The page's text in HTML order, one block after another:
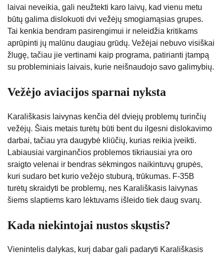
laivai neveikia, gali neužtekti karo laivų, kad vienu metu
būtų galima dislokuoti dvi vežėjų smogiamąsias grupes.
Tai kenkia bendram pasirengimui ir neleidžia kritikams
aprūpinti jų malūnu daugiau grūdų. Vežėjai nebuvo visiškai
žlugę, tačiau jie vertinami kaip programa, patirianti įtampą
su probleminiais laivais, kurie neišnaudojo savo galimybių.
Vežėjo aviacijos sparnai nyksta
Karališkasis laivynas kenčia dėl dviejų problemų turinčių
vežėjų. Šiais metais turėtų būti bent du ilgesni dislokavimo
darbai, tačiau yra daugybė kliūčių, kurias reikia įveikti.
Labiausiai varginančios problemos tikriausiai yra oro
sraigto velenai ir bendras sėkmingos naikintuvų grupės,
kuri sudaro bet kurio vežėjo stuburą, trūkumas. F-35B
turėtų skraidyti be problemų, nes Karališkasis laivynas
šiems slaptiems karo lėktuvams išleido tiek daug svarų.
Kada niekintojai nustos skųstis?
Vienintelis dalykas, kurį dabar gali padaryti Karališkasis